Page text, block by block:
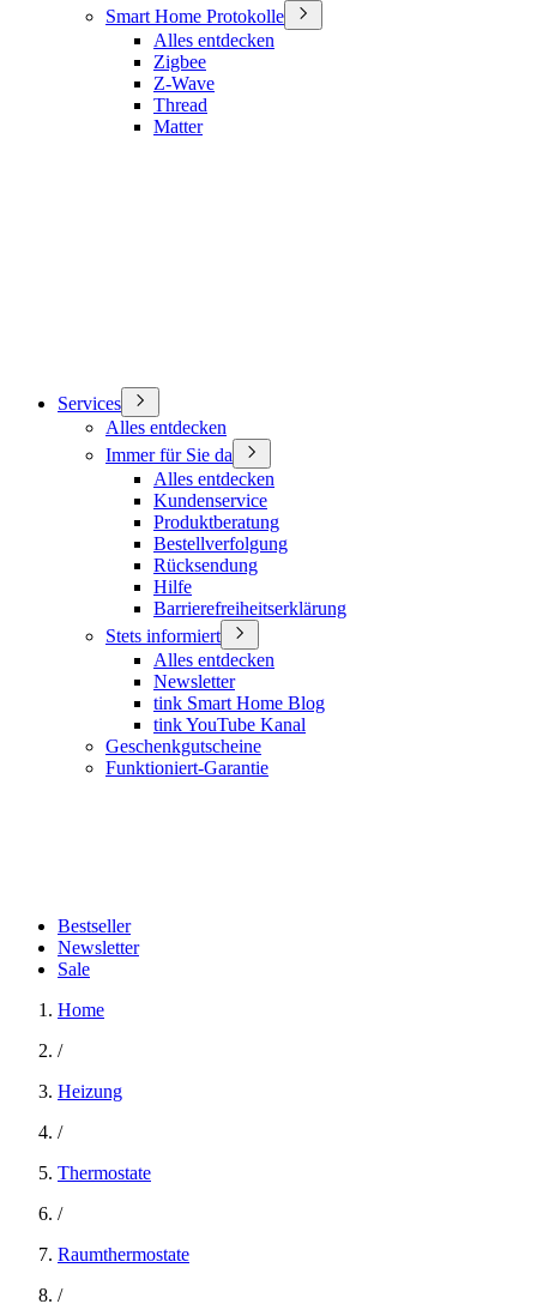
Smart Home Protokolle
Alles entdecken
Zigbee
Z-Wave
Thread
Matter
Services
Alles entdecken
Immer für Sie da
Alles entdecken
Kundenservice
Produktberatung
Bestellverfolgung
Rücksendung
Hilfe
Barrierefreiheitserklärung
Stets informiert
Alles entdecken
Newsletter
tink Smart Home Blog
tink YouTube Kanal
Geschenkgutscheine
Funktioniert-Garantie
Bestseller
Newsletter
Sale
Home
/
Heizung
/
Thermostate
/
Raumthermostate
/